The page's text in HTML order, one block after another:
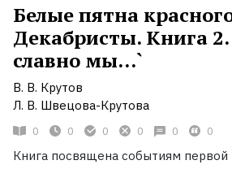
Белые пятна
Декабристы. Книга
славно мы...`
В. В. Крутов
Л. В. Швецова-Крутова
0 0 0 0 0 0
Книга посвящена событиям первой